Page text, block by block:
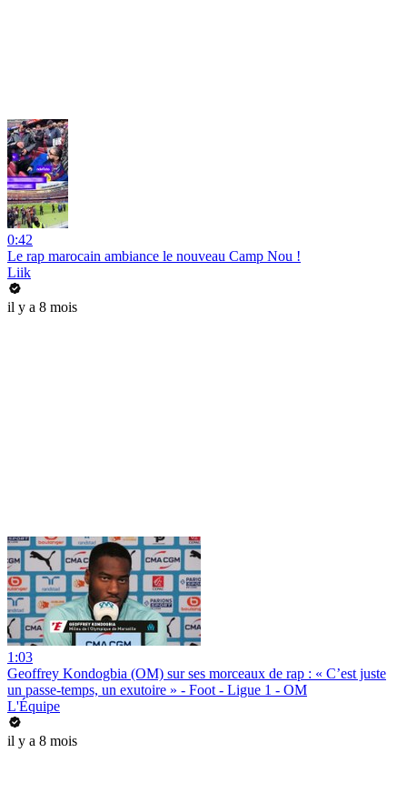
0:42
Le rap marocain ambiance le nouveau Camp Nou !
Liik
il y a 8 mois
1:03
Geoffrey Kondogbia (OM) sur ses morceaux de rap : « C’est juste
un passe-temps, un exutoire » - Foot - Ligue 1 - OM
L'Équipe
il y a 8 mois